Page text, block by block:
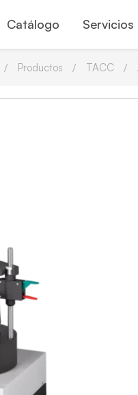
Catálogo Servicios
Productos TACC